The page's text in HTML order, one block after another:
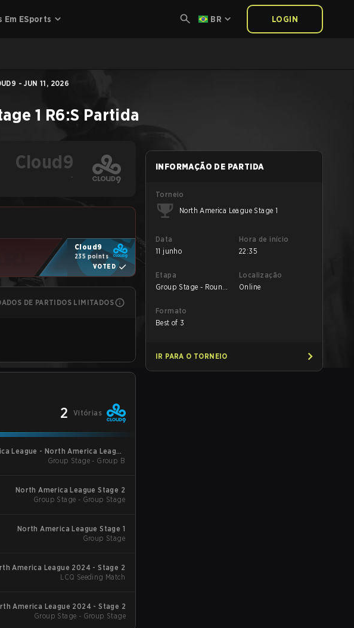
Em ESports BR LOGIN
- JUN 11, 2026
1 R6:S Partida
Cloud9
-
Cloud9
235 points
VOTED
DE PARTIDOS LIMITADOS
2 Vitórias
League - North America League
Kickoff
Group Stage - Group B
North America League Stage 2
Group Stage - Group Stage
North America League Stage 1
Group Stage
America League 2024 - Stage 2
LCQ Seeding Match
America League 2024 - Stage 2
Group Stage - Group Stage
INFORMAÇÃO DE PARTIDA
Torneio
North America League Stage 1
Data
11 junho
Hora de início
22:35
Etapa
Group Stage - Round
Localização
Online
Formato
Best of 3
IR PARA O TORNEIO